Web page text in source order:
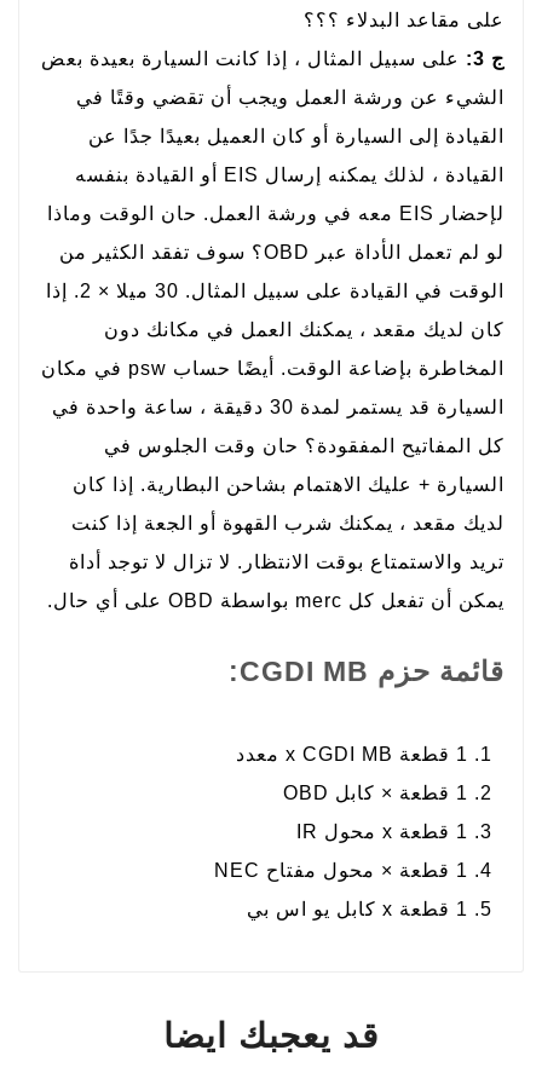
على مقاعد البدلاء ؟؟؟
ج 3:
على سبيل المثال ، إذا كانت السيارة بعيدة بعض
الشيء عن ورشة العمل ويجب أن تقضي وقتًا في
القيادة إلى السيارة أو كان العميل بعيدًا جدًا عن
القيادة ، لذلك يمكنه إرسال EIS أو القيادة بنفسه
لإحضار EIS معه في ورشة العمل. حان الوقت وماذا
لو لم تعمل الأداة عبر OBD؟ سوف تفقد الكثير من
الوقت في القيادة على سبيل المثال. 30 ميلا × 2. إذا
كان لديك مقعد ، يمكنك العمل في مكانك دون
المخاطرة بإضاعة الوقت. أيضًا حساب psw في مكان
السيارة قد يستمر لمدة 30 دقيقة ، ساعة واحدة في
كل المفاتيح المفقودة؟ حان وقت الجلوس في
السيارة + عليك الاهتمام بشاحن البطارية. إذا كان
لديك مقعد ، يمكنك شرب القهوة أو الجعة إذا كنت
تريد والاستمتاع بوقت الانتظار. لا تزال لا توجد أداة
يمكن أن تفعل كل merc بواسطة OBD على أي حال.
قائمة حزم CGDI MB:
1 قطعة x CGDI MB معدد
1 قطعة × كابل OBD
1 قطعة x محول IR
1 قطعة × محول مفتاح NEC
1 قطعة x كابل يو اس بي
قد يعجبك ايضا